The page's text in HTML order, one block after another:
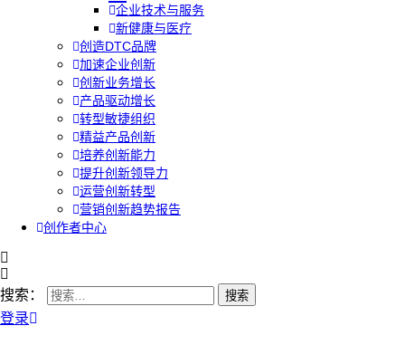
企业技术与服务
新健康与医疗
创造DTC品牌
加速企业创新
创新业务增长
产品驱动增长
转型敏捷组织
精益产品创新
培养创新能力
提升创新领导力
运营创新转型
营销创新趋势报告
创作者中心
搜索：
登录